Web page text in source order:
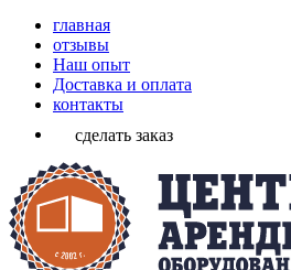
главная
отзывы
Наш опыт
Доставка и оплата
контакты
сделать заказ